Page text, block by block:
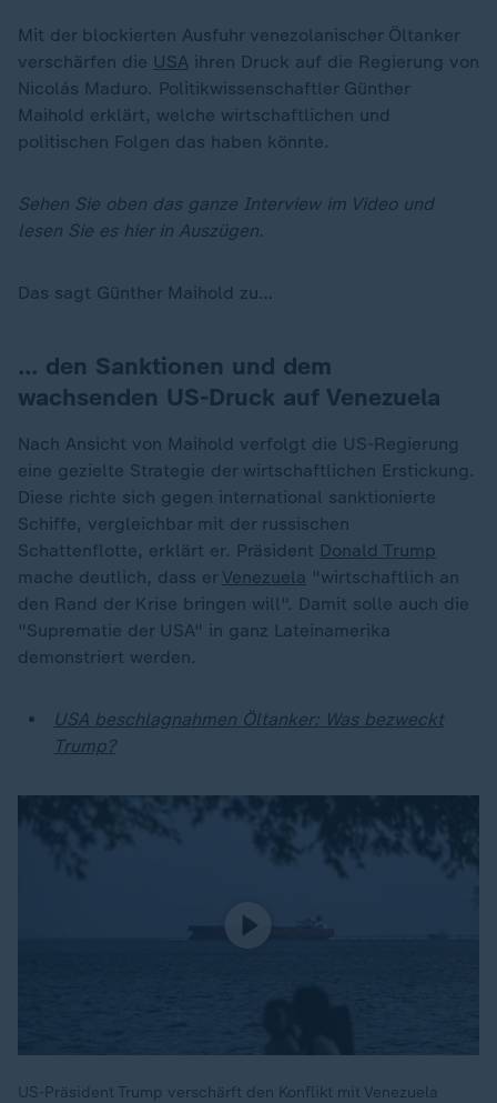
Mit der blockierten Ausfuhr venezolanischer Öltanker
verschärfen die USA ihren Druck auf die Regierung von
Nicolás Maduro. Politikwissenschaftler Günther
Maihold erklärt, welche wirtschaftlichen und
politischen Folgen das haben könnte.
Sehen Sie oben das ganze Interview im Video und
lesen Sie es hier in Auszügen.
Das sagt Günther Maihold zu…
… den Sanktionen und dem
wachsenden US-Druck auf Venezuela
Nach Ansicht von Maihold verfolgt die US-Regierung
eine gezielte Strategie der wirtschaftlichen Erstickung.
Diese richte sich gegen international sanktionierte
Schiffe, vergleichbar mit der russischen
Schattenflotte, erklärt er. Präsident Donald Trump
mache deutlich, dass er Venezuela "wirtschaftlich an
den Rand der Krise bringen will". Damit solle auch die
"Suprematie der USA" in ganz Lateinamerika
demonstriert werden.
USA beschlagnahmen Öltanker: Was bezweckt
Trump?
US-Präsident Trump verschärft den Konflikt mit Venezuela